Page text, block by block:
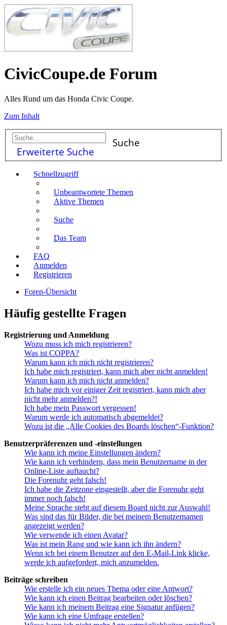
CivicCoupe.de Forum
Alles Rund um das Honda Civic Coupe.
Zum Inhalt
Suche
Erweiterte Suche
Schnellzugriff
Unbeantwortete Themen
Aktive Themen
Suche
Das Team
FAQ
Anmelden
Registrieren
Foren-Übersicht
Häufig gestellte Fragen
Registrierung und Anmeldung
Wozu muss ich mich registrieren?
Was ist COPPA?
Warum kann ich mich nicht registrieren?
Ich habe mich registriert, kann mich aber nicht anmelden!
Warum kann ich mich nicht anmelden?
Ich habe mich vor einiger Zeit registriert, kann mich aber
nicht mehr anmelden?!
Ich habe mein Passwort vergessen!
Warum werde ich automatisch abgemeldet?
Wozu ist die „Alle Cookies des Boards löschen“-Funktion?
Benutzerpräferenzen und -einstellungen
Wie kann ich meine Einstellungen ändern?
Wie kann ich verhindern, dass mein Benutzername in der
Online-Liste auftaucht?
Die Forenuhr geht falsch!
Ich habe die Zeitzone eingestellt, aber die Forenuhr geht
immer noch falsch!
Meine Sprache steht auf diesem Board nicht zur Auswahl!
Was sind das für Bilder, die bei meinem Benutzernamen
angezeigt werden?
Wie verwende ich einen Avatar?
Was ist mein Rang und wie kann ich ihn ändern?
Wenn ich bei einem Benutzer auf den E-Mail-Link klicke,
werde ich aufgefordert, mich anzumelden.
Beiträge schreiben
Wie erstelle ich ein neues Thema oder eine Antwort?
Wie kann ich einen Beitrag bearbeiten oder löschen?
Wie kann ich meinem Beitrag eine Signatur anfügen?
Wie kann ich eine Umfrage erstellen?